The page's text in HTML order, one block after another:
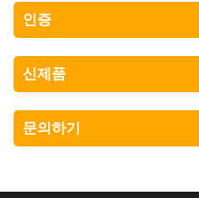
인증
신제품
문의하기